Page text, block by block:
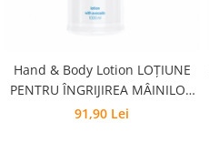
Hand & Body Lotion LOŢIUNE
PENTRU ÎNGRIJIREA MÂINILOR
ŞI CORPULUI
91,90 Lei